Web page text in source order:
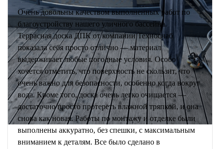
Очень довольны качеством выполненных работ по
благоустройству нашего уличного бассейна.
Террасная доска ДПК от компании Техноснаб
показала себя просто отлично — материал
выдерживает любые погодные условия. Особо
хочется отметить, что поверхность не скользит, что
очень важно для безопасности, особенно когда вокруг
вода. Кроме того, доска очень легко очищается —
достаточно просто протереть влажной тряпкой, и она
снова как новая. Работы по монтажу и отделке были
выполнены аккуратно, без спешки, с максимальным
вниманием к деталям. Все было сделано в